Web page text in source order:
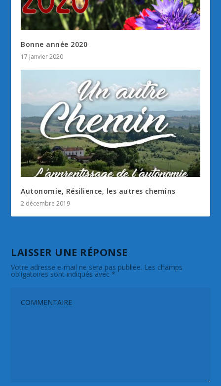
Bonne année 2020
17 janvier 2020
Autonomie, Résilience, les autres chemins
2 décembre 2019
LAISSER UNE RÉPONSE
Votre adresse e-mail ne sera pas publiée. Les champs
obligatoires sont indiqués avec*